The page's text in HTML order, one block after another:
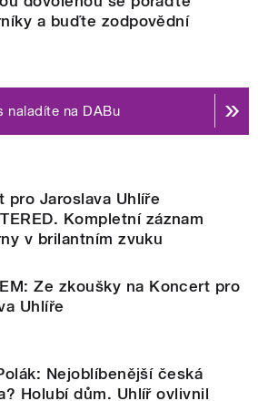
a buďte zodpovědní
naladíte na DABu
pro Jaroslava Uhlíře
Kompletní záznam
v brilantním zvuku
Ze zkoušky na Koncert pro
Uhlíře
Nejoblíbenější česká
Holubí dům. Uhlíř ovlivnil